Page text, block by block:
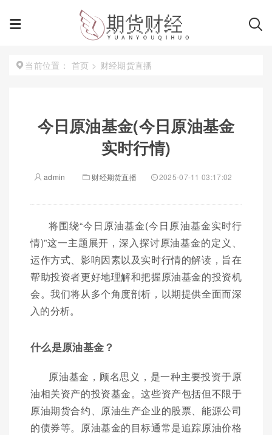
当前位置： 首页 > 财经期货直播
今日原油基金(今日原油基金
实时行情)
admin 财经期货直播 2025-07-11 03:17:02
将围绕“今日原油基金(今日原油基金实时行
情)”这一主题展开，深入探讨原油基金的定义、
运作方式、影响因素以及实时行情的解读，旨在
帮助投资者更好地理解和把握原油基金的投资机
会。我们将从多个角度剖析，以期提供全面而深
入的分析。
什么是原油基金？
原油基金，顾名思义，是一种主要投资于原
油相关资产的投资基金。这些资产包括但不限于
原油期货合约、原油生产企业的股票、能源公司
的债券等。原油基金的目标通常是追踪原油价格